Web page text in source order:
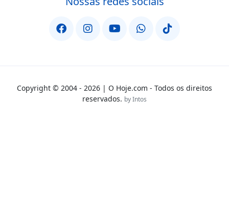
Copyright © 2004 - 2026 | O Hoje.com - Todos os direitos
reservados. by Intos